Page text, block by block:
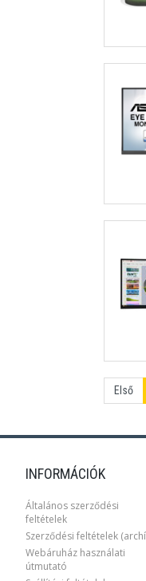
Első
INFORMÁCIÓK
Általános szerződési
feltételek
Szerződési feltételek
Webáruház használati
útmutató